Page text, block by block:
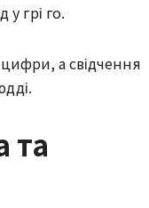
у грі го.
а свідчення
та